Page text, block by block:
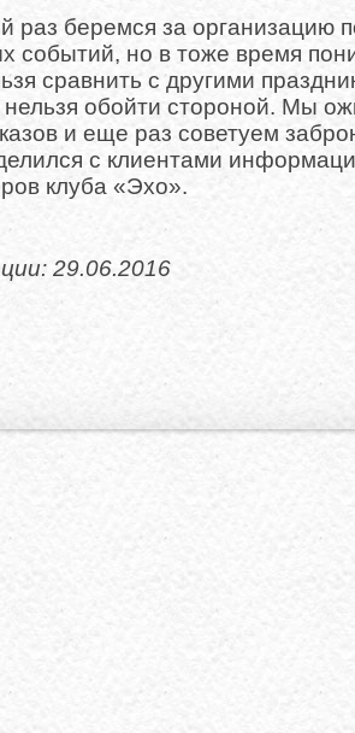
раз беремся за организацию
событий, но в тоже время
сравнить с другими
нельзя обойти стороной. Мы
и еще раз советуем
с клиентами
клуба «Эхо».
29.06.2016